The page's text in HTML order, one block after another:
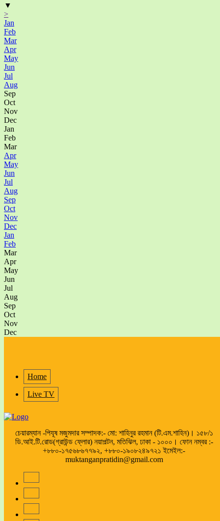
▼
>
Jan
Feb
Mar
Apr
May
Jun
Jul
Aug
Sep
Oct
Nov
Dec
Jan
Feb
Mar
Apr
May
Jun
Jul
Aug
Sep
Oct
Nov
Dec
Jan
Feb
Mar
Apr
May
Jun
Jul
Aug
Sep
Oct
Nov
Dec
Home
Live TV
চেয়ারম্যান -পিযূষ মজুমদার সম্পাদক:- মো: শাহিনুর রহমান (টি.এম.শাহিন)। ১৫৮/১
ডি.আই.টি.রোড(গ্রাউন্ড ফ্লোর) নয়াপল্টন, মতিঝিল, ঢাকা - ১০০০। ফোন নম্বর :-
+৮৮০-১৭৫৬৮৬৭৭৯২, +৮৮০-১৯০৮২৪৯৭২১ ইমেইল:-
muktanganpratidin@gmail.com